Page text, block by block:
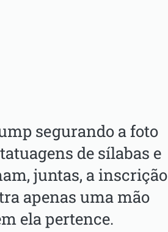
segurando a foto
de sílabas e
juntas, a inscrição
apenas uma mão
ela pertence.